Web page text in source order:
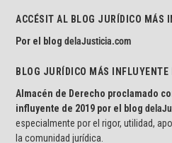
ACCÉSIT AL BLOG JURÍDICO MÁS
Por el blogdelaJusticia.com
BLOG JURÍDICO MÁS INFLUYENTE
Almacén de Derecho proclamado
influyente de 2019 por el blog
especialmente por el rigor, utilidad,
la comunidad jurídica.